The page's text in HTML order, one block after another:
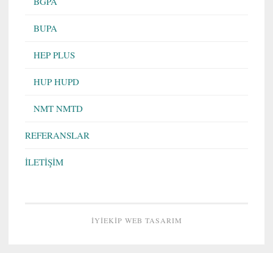
BUPA
HEP PLUS
HUP HUPD
NMT NMTD
REFERANSLAR
İLETİŞİM
İYIEKIP WEB TASARIM